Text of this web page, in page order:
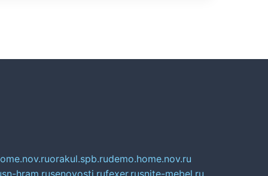
orakul.spb.rudemo.home.nov.ru
sn-hram.rusenovosti.rufexer.rusnite-mebel.ru